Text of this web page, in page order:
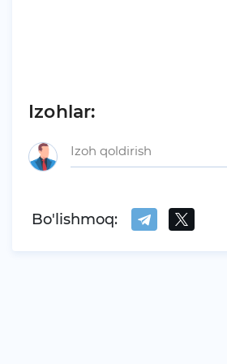
Izohlar:
Bo'lishmoq: